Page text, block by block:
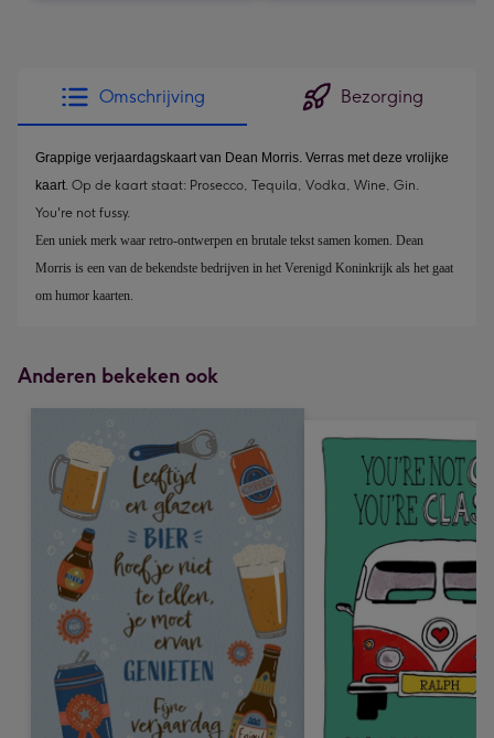
Omschrijving Bezorging
Grappige verjaardagskaart van Dean Morris. Verras met deze vrolijke
kaart. Op de kaart staat: Prosecco, Tequila, Vodka, Wine, Gin.
You're not fussy.
Een uniek merk waar retro-ontwerpen en brutale tekst samen komen. Dean
Morris is een van de bekendste bedrijven in het Verenigd Koninkrijk als het gaat
om humor kaarten.
Anderen bekeken ook